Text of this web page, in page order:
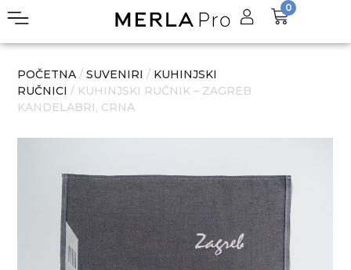
0
POČETNA /SUVENIRI / KUHINJSKI
RUČNICI / KUHINJSKI RUČNIK – ZAGREB
KANDELABRI, CRNA